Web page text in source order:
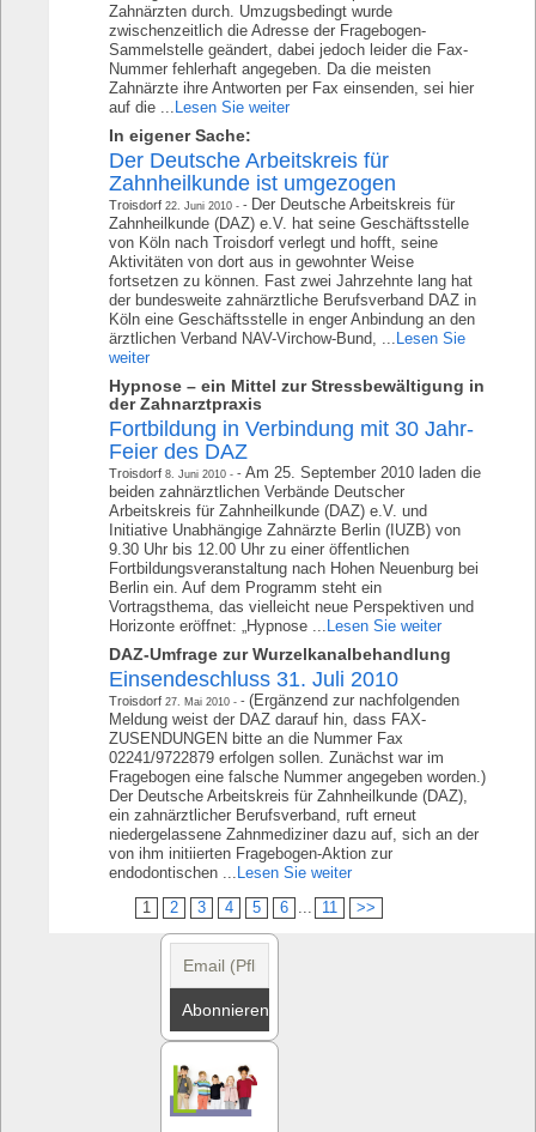
Zahnärzten durch. Umzugsbedingt wurde
zwischenzeitlich die Adresse der Fragebogen-
Sammelstelle geändert, dabei jedoch leider die Fax-
Nummer fehlerhaft angegeben. Da die meisten
Zahnärzte ihre Antworten per Fax einsenden, sei hier
auf die ...
Lesen Sie weiter
In eigener Sache:
Der Deutsche Arbeitskreis für
Zahnheilkunde ist umgezogen
Troisdorf 22. Juni 2010
Der Deutsche Arbeitskreis für
Zahnheilkunde (DAZ) e.V. hat seine Geschäftsstelle
von Köln nach Troisdorf verlegt und hofft, seine
Aktivitäten von dort aus in gewohnter Weise
fortsetzen zu können. Fast zwei Jahrzehnte lang hat
der bundesweite zahnärztliche Berufsverband DAZ in
Köln eine Geschäftsstelle in enger Anbindung an den
ärztlichen Verband NAV-Virchow-Bund, ...
Lesen Sie
weiter
Hypnose – ein Mittel zur Stressbewältigung in
der Zahnarztpraxis
Fortbildung in Verbindung mit 30 Jahr-
Feier des DAZ
Troisdorf 8. Juni 2010
Am 25. September 2010 laden die
beiden zahnärztlichen Verbände Deutscher
Arbeitskreis für Zahnheilkunde (DAZ) e.V. und
Initiative Unabhängige Zahnärzte Berlin (IUZB) von
9.30 Uhr bis 12.00 Uhr zu einer öffentlichen
Fortbildungsveranstaltung nach Hohen Neuenburg bei
Berlin ein. Auf dem Programm steht ein
Vortragsthema, das vielleicht neue Perspektiven und
Horizonte eröffnet: „Hypnose ...
Lesen Sie weiter
DAZ-Umfrage zur Wurzelkanalbehandlung
Einsendeschluss 31. Juli 2010
Troisdorf 27. Mai 2010
(Ergänzend zur nachfolgenden
Meldung weist der DAZ darauf hin, dass FAX-
ZUSENDUNGEN bitte an die Nummer Fax
02241/9722879 erfolgen sollen. Zunächst war im
Fragebogen eine falsche Nummer angegeben worden.)
Der Deutsche Arbeitskreis für Zahnheilkunde (DAZ),
ein zahnärztlicher Berufsverband, ruft erneut
niedergelassene Zahnmediziner dazu auf, sich an der
von ihm initiierten Fragebogen-Aktion zur
endodontischen ...
Lesen Sie weiter
1
2 3 4 5 6 11 >>